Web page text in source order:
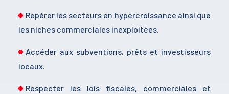
Repérer les secteurs en hypercroissance ainsi que
les niches commerciales inexploitées.
Accéder aux subventions, prêts et investisseurs
locaux.
Respecter les lois fiscales, commerciales et